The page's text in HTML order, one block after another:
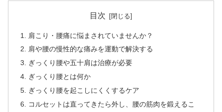
目次
肩こり・腰痛に悩まされていませんか？
肩や腰の慢性的な痛みを運動で解決する
ぎっくり腰や五十肩は治療が必要
ぎっくり腰とは何か
ぎっくり腰を起こしにくくするケア
コルセットは直ってきたら外し、腰の筋肉を鍛えるこ